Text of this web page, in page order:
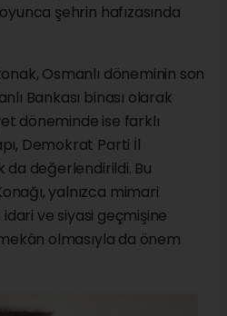
şehrin hafızasında
Osmanlı döneminin son
Bankası binası olarak
döneminde ise farklı
Demokrat Parti İl
da değerlendirildi. Bu
yalnızca mimari
idari ve siyasi geçmişine
olmasıyla da önem